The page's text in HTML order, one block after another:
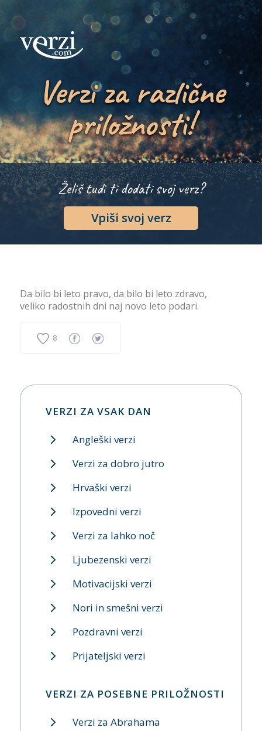
Verzi za različne
priložnosti!
Želiš tudi ti dodati svoj verz?
Vpiši svoj verz
Da bilo bi leto pravo, da bilo bi leto zdravo,
veliko radostnih dni naj novo leto podari.
8
VERZI ZA VSAK DAN
Angleški verzi
Verzi za dobro jutro
Hrvaški verzi
Izpovedni verzi
Verzi za lahko noč
Ljubezenski verzi
Motivacijski verzi
Nori in smešni verzi
Pozdravni verzi
Prijateljski verzi
VERZI ZA POSEBNE PRILOŽNOSTI
Verzi za Abrahama